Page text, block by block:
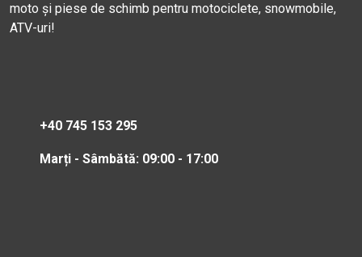
moto și piese de schimb pentru motociclete, snowmobile,
ATV-uri!
+40 745 153 295
Marți - Sâmbătă: 09:00 - 17:00